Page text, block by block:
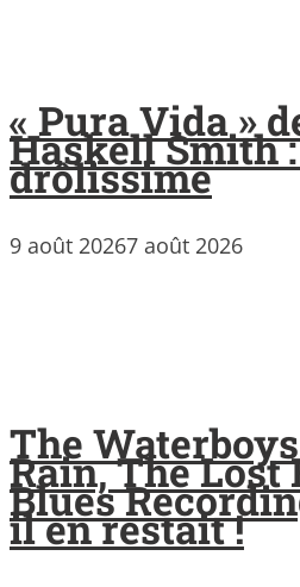
« Pura Vida »
Haskell Smith
drôlissime
9 août 20267 août 2026
The
Rain, The Lost
Blues
il en restait !